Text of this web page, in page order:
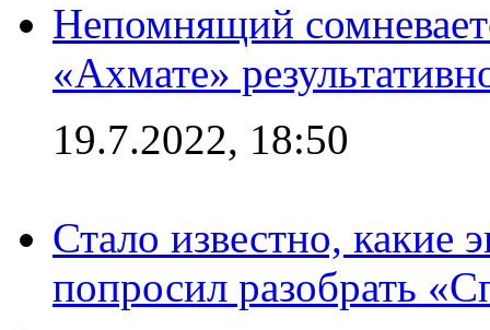
Непомнящий
«Ахмате»
19.7.2022, 18:50
Стало известно, какие
попросил разобрать